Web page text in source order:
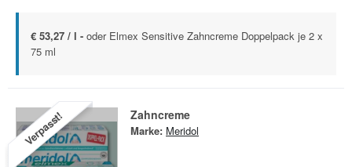
€ 53,27 / l - oder Elmex Sensitive Zahncreme Doppelpack je 2 x
75 ml
Verpasst! Zahncreme
Marke: Meridol